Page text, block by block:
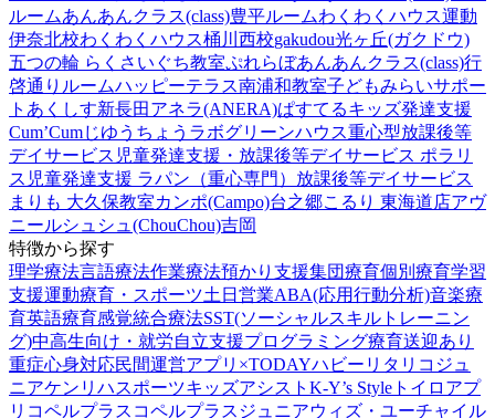
ルームあんあんクラス(class)豊平ルームわくわくハウス運動
伊奈北校わくわくハウス桶川西校gakudou光ヶ丘(ガクドウ)
五つの輪 らくさいぐち教室ぷれらぼあんあんクラス(class)行
啓通りルームハッピーテラス南浦和教室子どもみらいサポー
トあくしす新長田 アネラ(ANERA)ぱすてるキッズ発達支援
Cum’Cumじゆうちょうラボグリーンハウス重心型放課後等
デイサービス 児童発達支援・放課後等デイサービス ポラリ
ス 児童発達支援 ラパン（重心専門） 放課後等デイサービス
まりも 大久保教室カンポ(Campo)台之郷こるり 東海道店アヴ
ニールシュシュ(ChouChou)吉岡
特徴から探す
理学療法言語療法作業療法預かり支援集団療育個別療育学習
支援運動療育・スポーツ土日営業ABA(応用行動分析)音楽療
育英語療育感覚統合療法SST(ソーシャルスキルトレーニン
グ)中高生向け・就労自立支援プログラミング療育送迎あり
重症心身対応民間運営アプリ×TODAYハビー リタリコジュ
ニアケンリハスポーツキッズアシスト K-Y’s Style トイロ アプ
リ コペルプラス コペルプラスジュニアウィズ・ユーチャイル